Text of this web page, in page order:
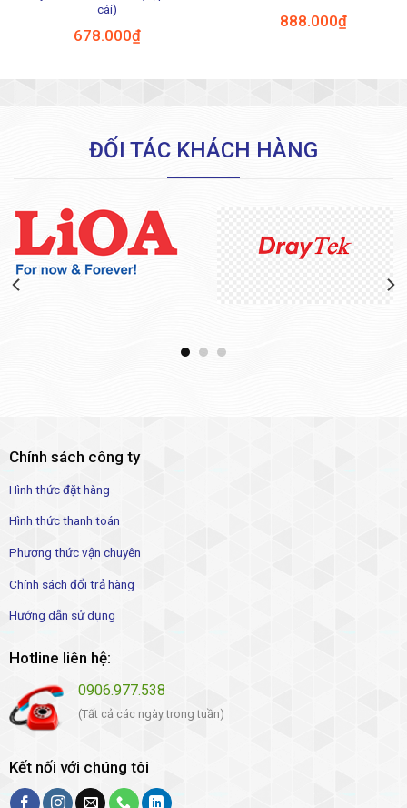
cái)
678.000₫
888.000₫
ĐỐI TÁC KHÁCH HÀNG
Chính sách công ty
Hình thức đặt hàng
Hình thức thanh toán
Phương thức vận chuyên
Chính sách đổi trả hàng
Hướng dẫn sử dụng
Hotline liên hệ:
0906.977.538
(Tất cả các ngày trong tuần)
Kết nối với chúng tôi